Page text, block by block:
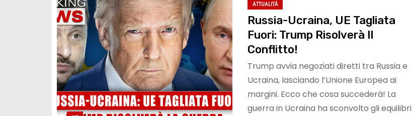
ATTUALITÀ
Russia-Ucraina, UE Tagliata
Fuori: Trump Risolverà Il
Conflitto!
Trump avvia negoziati diretti tra Russia e
Ucraina, lasciando l’Unione Europea ai
margini. Ecco che cosa succederà! La
guerra in Ucraina ha sconvolto gli equilibri